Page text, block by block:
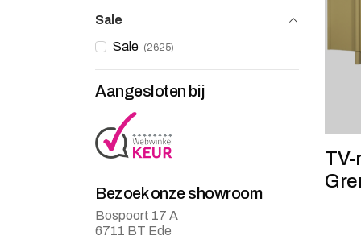
Sale
Sale
2625
Aangesloten bij
Bezoek onze showroom
Bospoort 17 A
6711 BT Ede
TV-